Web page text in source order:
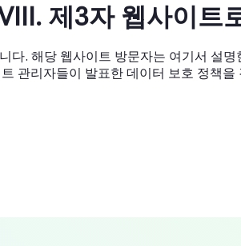
제3자 웹사이트
. 해당 웹사이트 방문자는 여기서 설
관리자들이 발표한 데이터 보호 정책을